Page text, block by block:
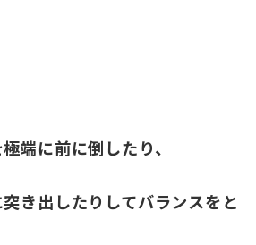
端に前に倒したり、
き出したりしてバランスをと